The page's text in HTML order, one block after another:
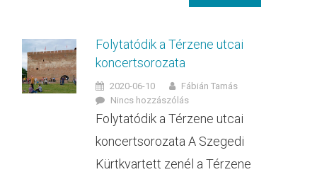
Folytatódik a Térzene utcai
koncertsorozata
2020-06-10
Fábián Tamás
Nincs hozzászólás
Folytatódik a Térzene utcai
koncertsorozata A Szegedi
Kürtkvartett zenél a Térzene